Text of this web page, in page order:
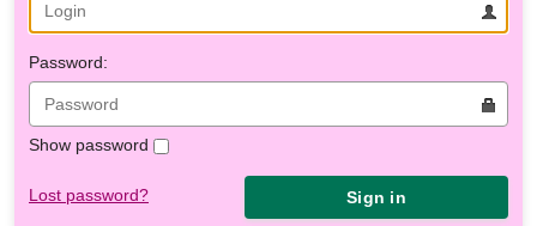
Password:
Show password
Lost password? Sign in